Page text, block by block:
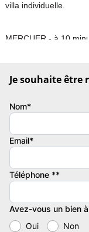
villa individuelle.
MERCUER - à 10
constructible de 3
d'accès et des
environnement
tarder !. Honoraires
les barèmes
Contacter
AGENCE
Je souhaite être
Nom*
Email*
Téléphone **
Avez-vous un bien
Oui
Non